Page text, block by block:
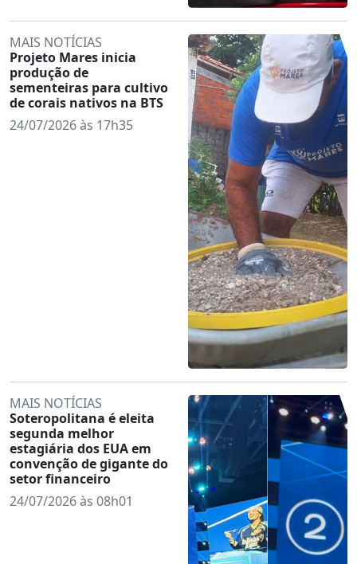
MAIS NOTÍCIAS
Projeto Mares inicia
produção de
sementeiras para cultivo
de corais nativos na BTS
24/07/2026 às 17h35
MAIS NOTÍCIAS
Soteropolitana é eleita
segunda melhor
estagiária dos EUA em
convenção de gigante do
setor financeiro
24/07/2026 às 08h01